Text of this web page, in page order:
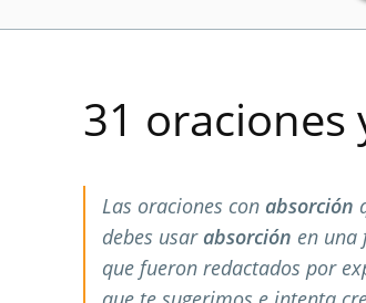
31 oraciones
Las oraciones con absorción
debes usarabsorción en una
que fueron redactados por